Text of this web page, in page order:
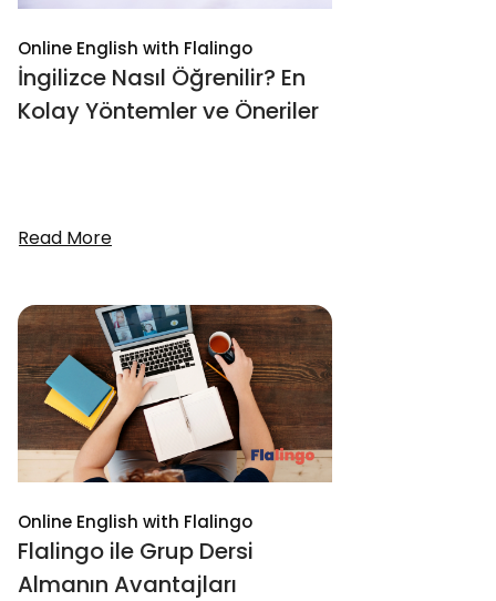
Online English with Flalingo
İngilizce Nasıl Öğrenilir? En
Kolay Yöntemler ve Öneriler
Read More
Online English with Flalingo
Flalingo ile Grup Dersi
Almanın Avantajları